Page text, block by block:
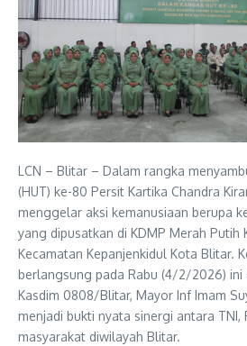
LCN – Blitar – Dalam rangka
(HUT) ke-80 Persit Kartika Chandra
menggelar aksi kemanusiaan berupa
yang dipusatkan di KDMP Merah Putih
Kecamatan Kepanjenkidul Kota Blitar.
berlangsung pada Rabu (4/2/2026)
Kasdim 0808/Blitar, Mayor Inf Imam
menjadi bukti nyata sinergi antara TNI,
masyarakat diwilayah Blitar.